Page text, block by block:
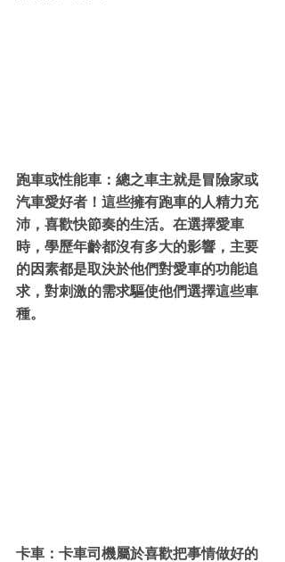
跑車或性能車：總之車主就是冒險家或
汽車愛好者！這些擁有跑車的人精力充
沛，喜歡快節奏的生活。在選擇愛車
時，學歷年齡都沒有多大的影響，主要
的因素都是取決於他們對愛車的功能追
求，對刺激的需求驅使他們選擇這些車
種。
卡車：卡車司機屬於喜歡把事情做好的